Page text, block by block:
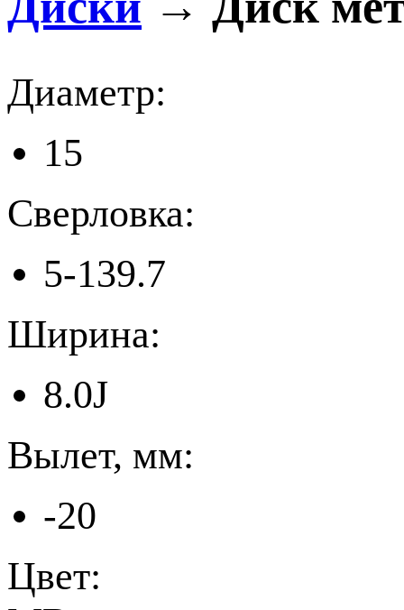
Диаметр:
15
Сверловка:
5-139.7
Ширина:
8.0J
Вылет, мм:
-20
Цвет: